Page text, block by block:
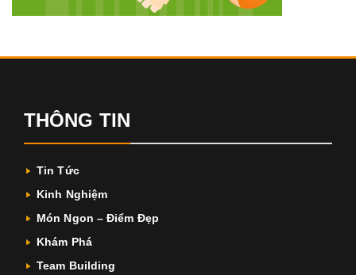
THÔNG TIN
Tin Tức
Kinh Nghiệm
Món Ngon – Điểm Đẹp
Khám Phá
Team Building